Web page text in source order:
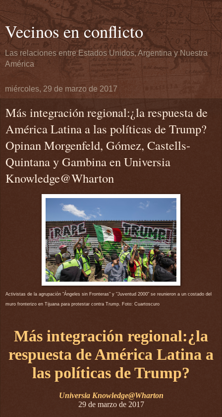
Vecinos en conflicto
Las relaciones entre Estados Unidos, Argentina y Nuestra
América
miércoles, 29 de marzo de 2017
Más integración regional:¿la respuesta de
América Latina a las políticas de Trump?
Opinan Morgenfeld, Gómez, Castells-
Quintana y Gambina en Universia
Knowledge@Wharton
Activistas de la agrupación "Ángeles sin Fronteras" y "Juventud 2000" se reunieron a un costado del
muro fronterizo en Tijuana para protestar contra Trump. Foto: Cuartoscuro
Más integración regional:¿la
respuesta de América Latina a
las políticas de Trump?
Universia Knowledge@Wharton
29 de marzo de 2017